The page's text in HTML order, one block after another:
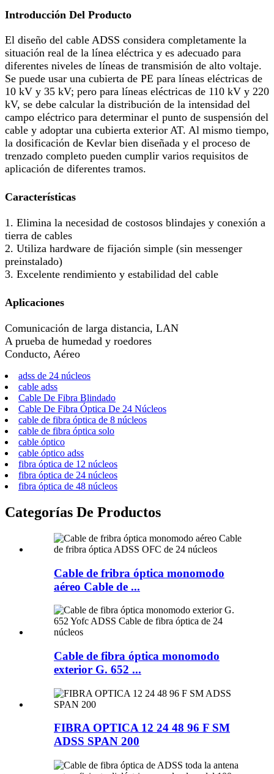
Introducción Del Producto
El diseño del cable ADSS considera completamente la
situación real de la línea eléctrica y es adecuado para
diferentes niveles de líneas de transmisión de alto voltaje.
Se puede usar una cubierta de PE para líneas eléctricas de
10 kV y 35 kV; pero para líneas eléctricas de 110 kV y 220
kV, se debe calcular la distribución de la intensidad del
campo eléctrico para determinar el punto de suspensión del
cable y adoptar una cubierta exterior AT. Al mismo tiempo,
la dosificación de Kevlar bien diseñada y el proceso de
trenzado completo pueden cumplir varios requisitos de
aplicación de diferentes tramos.
Características
1. Elimina la necesidad de costosos blindajes y conexión a
tierra de cables
2. Utiliza hardware de fijación simple (sin messenger
preinstalado)
3. Excelente rendimiento y estabilidad del cable
Aplicaciones
Comunicación de larga distancia, LAN
A prueba de humedad y roedores
Conducto, Aéreo
adss de 24 núcleos
cable adss
Cable De Fibra Blindado
Cable De Fibra Óptica De 24 Núcleos
cable de fibra óptica de 8 núcleos
cable de fibra óptica solo
cable óptico
cable óptico adss
fibra óptica de 12 núcleos
fibra óptica de 24 núcleos
fibra óptica de 48 núcleos
Categorías De Productos
Cable de fribra óptica monomodo
aéreo Cable de ...
Cable de fibra óptica monomodo
exterior G. 652 ...
FIBRA OPTICA 12 24 48 96 F SM
ADSS SPAN 200